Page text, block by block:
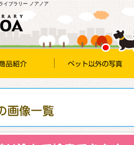
イブラリー ノアノア